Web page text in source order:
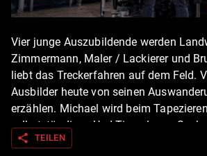
Vier junge Auszubildende werden
Zimmermann, Maler / Lackierer und
liebt das Treckerfahren auf dem Feld.
Ausbilder heute von seinen
erzählen. Michael wird beim
selbstständiger. Und Tinos lange Suche
stiehlt ihm die Zeit für sein Reit-Hobby.
share TEILEN